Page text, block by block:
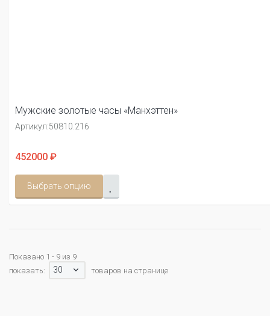
Мужские золотые часы «Манхэттен»
Артикул:50810.216
452000 ₽
Выбрать опцию
Показано 1 - 9 из 9
показать:
30 товаров на странице